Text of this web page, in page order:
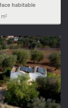
habitable